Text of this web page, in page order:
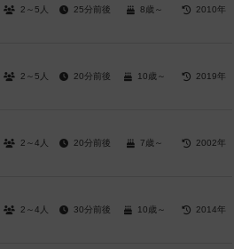
2～5人 25分前後 8歳～ 2010年
2～5人 20分前後 10歳～ 2019年
2～4人 20分前後 7歳～ 2002年
2～4人 30分前後 10歳～ 2014年